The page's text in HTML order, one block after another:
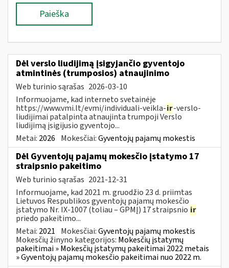
Paieška
Dėl verslo liudijimą įsigyjančio gyventojo
atmintinės (trumposios) atnaujinimo
Web turinio sąrašas 2026-03-10
Informuojame, kad interneto svetainėje
https://www.vmi.lt/evmi/individuali-veikla-ir-verslo-
liudijimai patalpinta atnaujinta trumpoji Verslo
liudijimą įsigijusio gyventojo...
Metai: 2026 Mokesčiai:Gyventojų pajamų mokestis
Dėl Gyventojų pajamų mokesčio įstatymo 17
straipsnio pakeitimo
Web turinio sąrašas 2021-12-31
Informuojame, kad 2021 m. gruodžio 23 d. priimtas
Lietuvos Respublikos gyventojų pajamų mokesčio
įstatymo Nr. IX-1007 (toliau – GPMĮ) 17 straipsnio ir
priedo pakeitimo...
Metai: 2021 Mokesčiai:Gyventojų pajamų mokestis
Mokesčių žinyno kategorijos: Mokesčių įstatymų
pakeitimai » Mokesčių įstatymų pakeitimai 2022 metais
» Gyventojų pajamų mokesčio pakeitimai nuo 2022 m.